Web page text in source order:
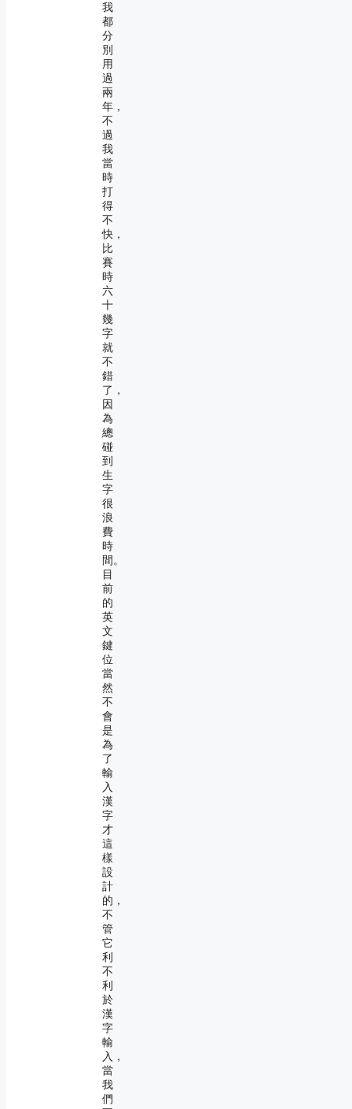
我
都
分
別
用
過
兩
年，
不
過
我
當
時
打
得
不
快，
比
賽
時
六
十
幾
字
就
不
錯
了，
因
為
總
碰
到
生
字
很
浪
費
時
間。
目
前
的
英
文
鍵
位
當
然
不
會
是
為
了
輸
入
漢
字
才
這
樣
設
計
的，
不
管
它
利
不
利
於
漢
字
輸
入，
當
我
們